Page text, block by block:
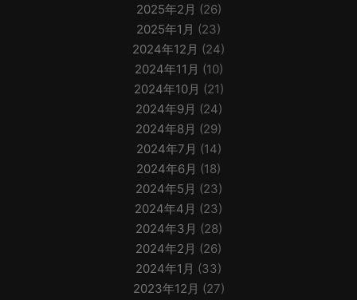
2025年2月 (26)
2025年1月 (23)
2024年12月 (24)
2024年11月 (10)
2024年10月 (21)
2024年9月 (24)
2024年8月 (29)
2024年7月 (14)
2024年6月 (18)
2024年5月 (23)
2024年4月 (23)
2024年3月 (28)
2024年2月 (26)
2024年1月 (33)
2023年12月 (27)